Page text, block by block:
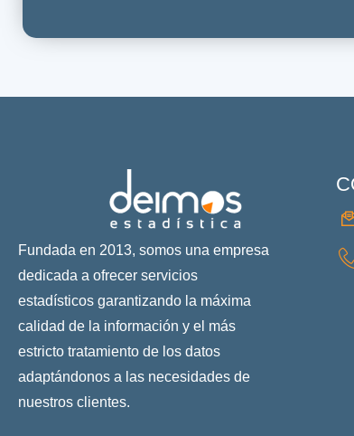
Fundada en 2013, somos una empresa
dedicada a ofrecer servicios
estadísticos garantizando la máxima
calidad de la información y el más
estricto tratamiento de los datos
adaptándonos a las necesidades de
nuestros clientes.